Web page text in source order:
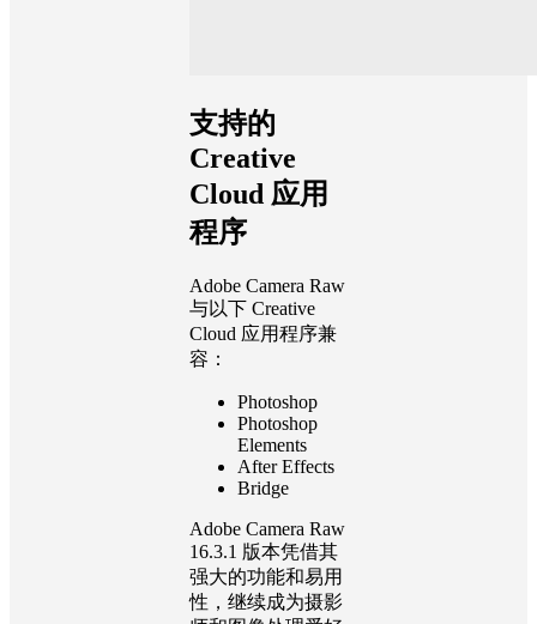
支持的
Creative
Cloud 应用
程序
Adobe Camera Raw
与以下 Creative
Cloud 应用程序兼
容：
Photoshop
Photoshop
Elements
After Effects
Bridge
Adobe Camera Raw
16.3.1 版本凭借其
强大的功能和易用
性，继续成为摄影